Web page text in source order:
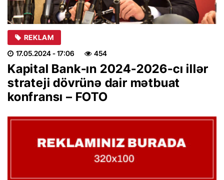
REKLAM
17.05.2024- 17:06 454
Kapital Bank-ın 2024-2026-cı illər
strateji dövrünə dair mətbuat
konfransı – FOTO